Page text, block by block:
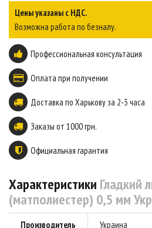
Цены указаны с НДС.
Возможна работа по безналу.
Профессиональная консультация
Оплата при получении
Доставка по Харькову за 2-3 часа
Заказы от 1000 грн.
Официальная гарантия
Характеристики Гладкий
(матполиестер) 0,5 мм
Производитель Украина